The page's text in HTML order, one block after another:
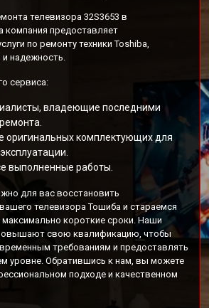
телевизора 32S3653 в
компания предоставляет
по ремонту техники Toshiba,
и надежность.
сервиса:
владеющие последними
оригинальных комплектующих для
выполненные работы.
для вас восстановить
телевизора Тошиба и стараемся
короткие сроки. Наши
свою квалификацию, чтобы
требованиям и предоставлять
уровне. Обратившись к нам, вы можете
подходе и качественном